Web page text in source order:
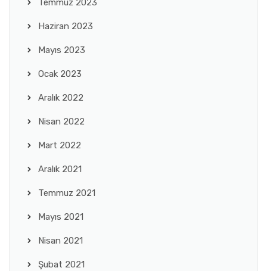
Temmuz 2023
Haziran 2023
Mayıs 2023
Ocak 2023
Aralık 2022
Nisan 2022
Mart 2022
Aralık 2021
Temmuz 2021
Mayıs 2021
Nisan 2021
Şubat 2021